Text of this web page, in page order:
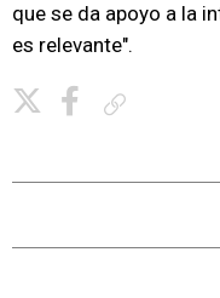
que se da apoyo a la
es relevante".